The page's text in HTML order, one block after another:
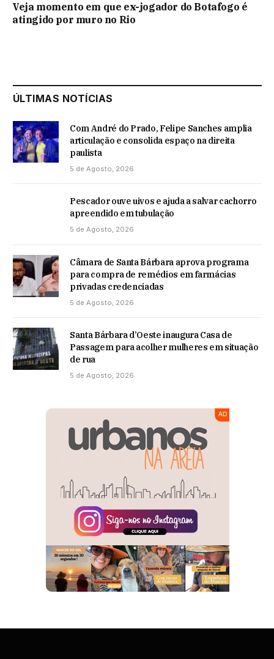
Veja momento em que ex-jogador do Botafogo é
atingido por muro no Rio
ÚLTIMAS NOTÍCIAS
Com André do Prado, Felipe Sanches amplia
articulação e consolida espaço na direita
paulista
5 de Agosto, 2026
Pescador ouve uivos e ajuda a salvar cachorro
apreendido em tubulação
5 de Agosto, 2026
Câmara de Santa Bárbara aprova programa
para compra de remédios em farmácias
privadas credenciadas
5 de Agosto, 2026
Santa Bárbara d’Oeste inaugura Casa de
Passagem para acolher mulheres em situação
de rua
5 de Agosto, 2026